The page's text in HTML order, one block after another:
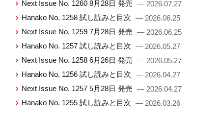
Next Issue No. 1260 8月28日 発売 — 2026.07.27
Hanako No. 1258 試し読みと目次 — 2026.06.25
Next Issue No. 1259 7月28日 発売 — 2026.06.25
Hanako No. 1257 試し読みと目次 — 2026.05.27
Next Issue No. 1258 6月26日 発売 — 2026.05.27
Hanako No. 1256 試し読みと目次 — 2026.04.27
Next Issue No. 1257 5月28日 発売 — 2026.04.27
Hanako No. 1255 試し読みと目次 — 2026.03.26